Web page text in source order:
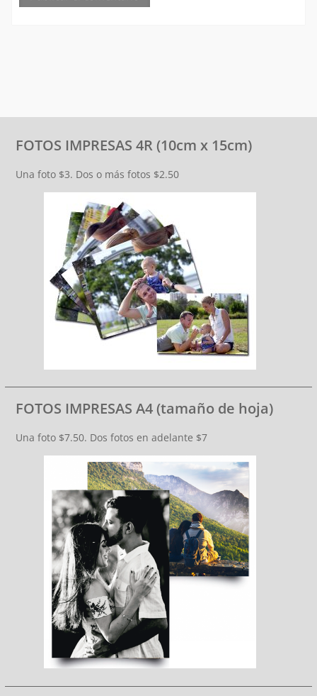
FOTOS IMPRESAS 4R (10cm x 15cm)
Una foto $3. Dos o más fotos $2.50
FOTOS IMPRESAS A4 (tamaño de hoja)
Una foto $7.50. Dos fotos en adelante $7